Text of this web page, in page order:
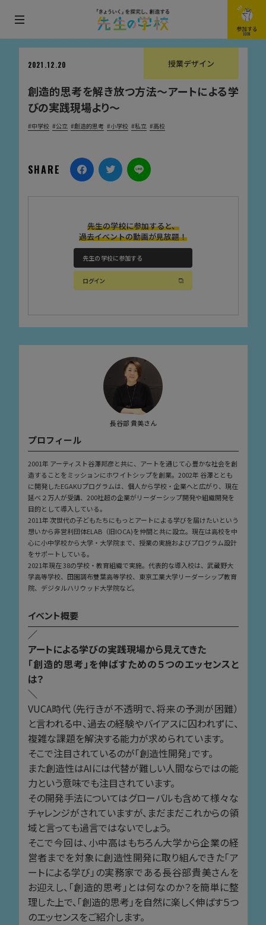
メ
参加する
JOIN
2021.12.20 授業デザイン
創造的思考を解き放つ方法〜アートによる学
びの実践現場より〜
中学校 公立 創造的思考 小学校 私立 高校
SHARE
先生の学校に参加すると、
過去イベントの動画が見放題！
先生の学校に参加する
ログイン
長谷部 貴美さん
プロフィール
2001年 アーティスト谷澤邦彦と共に、アートを通じて心豊かな社会を創
造することをミッションにホワイトシップを創業。2002年 谷澤ととも
に開発したEGAKUプログラムは、個人から学校・企業へと広がり、現在
延べ２万人が受講、200社超の企業がリーダーシップ開発や組織開発を
目的として導入している。
2011年 次世代の子どもたちにもっとアートによる学びを届けたいという
想いから非営利団体ELAB（旧IOCA)を仲間と共に設立。現在は高校を中
心に小中学校から大学・大学院まで、授業の実施およびプログラム設計
をサポートしている。
2021年現在 38の学校・教育組織で実施。代表的な導入校は、武蔵野大
学高等学校、田園調布雙葉高等学校、東京工業大学リーダーシップ教育
院、デジタルハリウッド大学院など。
イベント概要
／
アートによる学びの実践現場から見えてきた
「創造的思考」を伸ばすための５つのエッセンスと
は？
＼
VUCA時代（先行きが不透明で、将来の予測が困難）
と言われる中、過去の経験やバイアスに囚われずに、
複雑な課題を解決する能力が求められています。
そこで注目されているのが「創造性開発」です。
また創造性はAIには代替が難しい人間ならではの能
力という意味でも注目されています。
その開発手法についてはグローバルも含めて様々な
チャレンジがされていますが、まだまだこれからの領
域と言っても過言ではないでしょう。
そこで今回は、小中高はもちろん大学から企業の経
営者までを対象に創造性開発に取り組んできた「ア
ートによる学び」の実務家である長谷部貴美さんを
お迎えし、「創造的思考」とは何なのか？を簡単に整
理した上で、「創造的思考」を自然に楽しく伸ばす５つ
のエッセンスをご紹介します。